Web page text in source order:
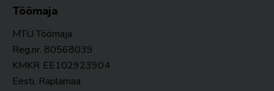
Töömaja
MTÜ Töömaja
Reg.nr. 80568039
KMKR EE102923904
Eesti, Raplamaa